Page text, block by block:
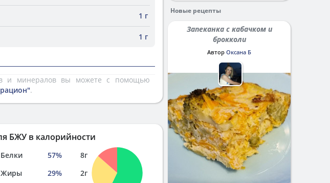
1 г
1 г
и минералов вы можете с помощью
.
БЖУ в калорийности
Белки 57% 8г
Жиры
29% 2г
Новые рецепты
Запеканка с кабачком и
брокколи
Автор Оксана Б